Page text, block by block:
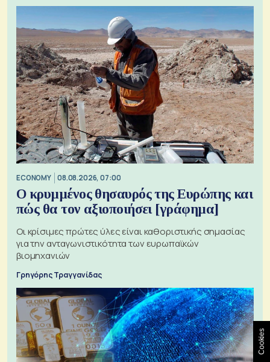
ECONOMY 08.08.2026, 07:00
Ο κρυμμένος θησαυρός της Ευρώπης και
πώς θα τον αξιοποιήσει [γράφημα]
Οι κρίσιμες πρώτες ύλες είναι καθοριστικής σημασίας
για την ανταγωνιστικότητα των ευρωπαϊκών
βιομηχανιών
Γρηγόρης Τραγγανίδας
Cookies